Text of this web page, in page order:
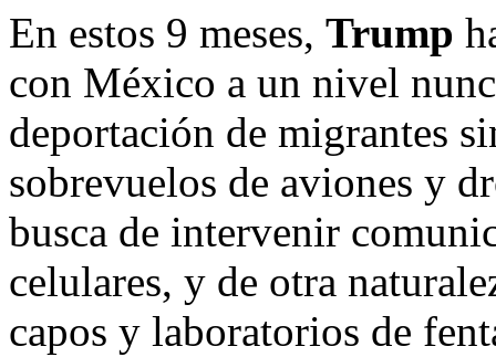
En estos 9 meses, Trump
con México a un nivel
deportación de migrantes
sobrevuelos de aviones y
busca de intervenir
celulares, y de otra
capos y laboratorios de